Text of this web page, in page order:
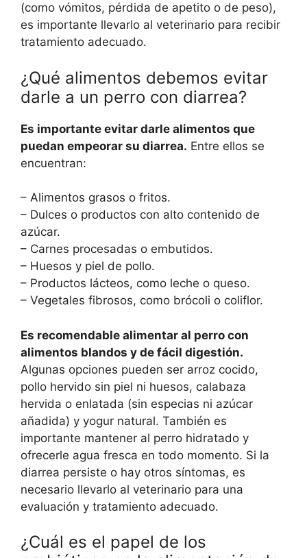
(como vómitos, pérdida de apetito o de peso),
es importante llevarlo al veterinario para recibir
tratamiento adecuado.
¿Qué alimentos debemos evitar
darle a un perro con diarrea?
Es importante evitar darle alimentos que
puedan empeorar su diarrea. Entre ellos se
encuentran:
– Alimentos grasos o fritos.
– Dulces o productos con alto contenido de
azúcar.
– Carnes procesadas o embutidos.
– Huesos y piel de pollo.
– Productos lácteos, como leche o queso.
– Vegetales fibrosos, como brócoli o coliflor.
Es recomendable alimentar al perro con
alimentos blandos y de fácil digestión.
Algunas opciones pueden ser arroz cocido,
pollo hervido sin piel ni huesos, calabaza
hervida o enlatada (sin especias ni azúcar
añadida) y yogur natural. También es
importante mantener al perro hidratado y
ofrecerle agua fresca en todo momento. Si la
diarrea persiste o hay otros síntomas, es
necesario llevarlo al veterinario para una
evaluación y tratamiento adecuado.
¿Cuál es el papel de los